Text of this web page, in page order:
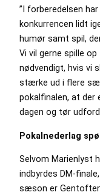
”I forberedelsen
konkurrencen lidt
humør samt spil,
Vi vil gerne spille
nødvendigt, hvis vi
stærke ud i flere
pokalfinalen, at der
dagen og tør
Pokalnederlag
Selvom Marienlyst
indbyrdes DM-
sæson er